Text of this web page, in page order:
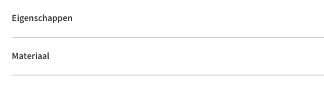
Eigenschappen
Materiaal